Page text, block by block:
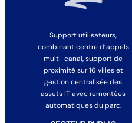
Support utilisateurs,
combinant centre d’appels
multi-canal, support de
proximité sur 16 villes et
gestion centralisée des
assets IT avec remontées
automatiques du parc.